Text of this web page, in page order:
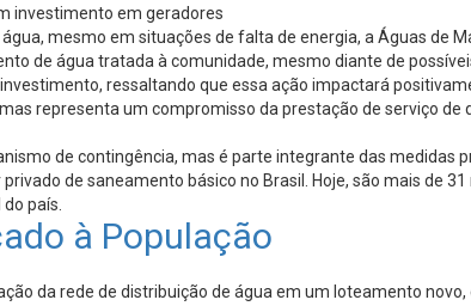
investimento em geradores
mesmo em situações de falta de energia, a Águas de
de água tratada à comunidade, mesmo diante de
ressaltando que essa ação impactará
representa um compromisso da prestação de serviço
de contingência, mas é parte integrante das medidas
de saneamento básico no Brasil. Hoje, são mais de
país.
à População
da rede de distribuição de água em um loteamento